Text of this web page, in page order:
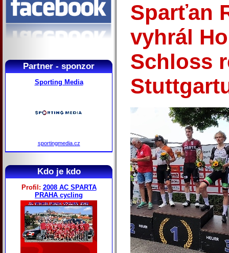
Partner - sponzor
Sporting Media
sportingmedia.cz
Kdo je kdo
Profil: 2008 AC SPARTA
PRAHA cycling
Sparťan
vyhrál
Schloss